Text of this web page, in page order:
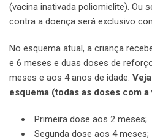
(vacina inativada poliomielite). Ou
contra a doença será exclusivo
No esquema atual, a criança
e 6 meses e duas doses de
meses e aos 4 anos de idade.
esquema (todas as doses com
Primeira dose aos 2 meses;
Segunda dose aos 4 meses;